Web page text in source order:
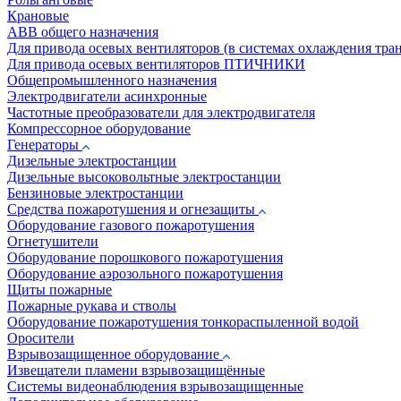
Крановые
АВВ общего назначения
Для привода осевых вентиляторов (в системах охлаждения
Для привода осевых вентиляторов ПТИЧНИКИ
Общепромышленного назначения
Электродвигатели асинхронные
Частотные преобразователи для электродвигателя
Компрессорное оборудование
Генераторы
Дизельные электростанции
Дизельные высоковольтные электростанции
Бензиновые электростанции
Средства пожаротушения и огнезащиты
Оборудование газового пожаротушения
Огнетушители
Оборудование порошкового пожаротушения
Оборудование аэрозольного пожаротушения
Щиты пожарные
Пожарные рукава и стволы
Оборудование пожаротушения тонкораспыленной водой
Оросители
Взрывозащищенное оборудование
Извещатели пламени взрывозащищённые
Системы видеонаблюдения взрывозащищенные